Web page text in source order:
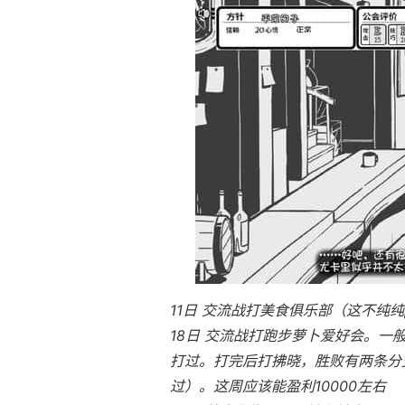
11日 交流战打美食俱乐部（这不纯
18日 交流战打跑步萝卜爱好会。一
打过。打完后打拂晓，胜败有两条
过）。这周应该能盈利10000左右